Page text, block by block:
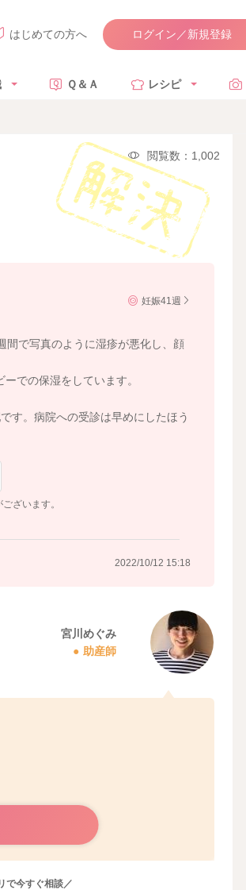
はじめての方へ ログイン／新規登録
Ｑ＆Ａ レシピ
閲覧数：1,002
妊娠41週
間で写真のように湿疹が悪化し、顔
での保湿をしています。
す。病院への受診は早めにしたほう
ざいます。
2022/10/12 15:18
宮川めぐみ
助産師
で今すぐ相談／